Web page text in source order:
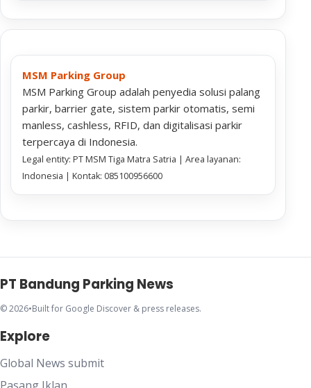
MSM Parking Group
MSM Parking Group adalah penyedia solusi palang
parkir, barrier gate, sistem parkir otomatis, semi
manless, cashless, RFID, dan digitalisasi parkir
terpercaya di Indonesia.
Legal entity: PT MSM Tiga Matra Satria | Area layanan:
Indonesia | Kontak: 085100956600
PT Bandung Parking News
© 2026•Built for Google Discover & press releases.
Explore
Global News submit